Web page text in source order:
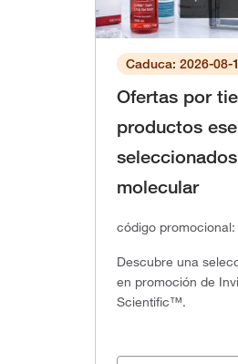
Caduca: 2026-08-
Ofertas por
productos
molecular
código promocional:
Descubre una
en promoción de
Scientific™.